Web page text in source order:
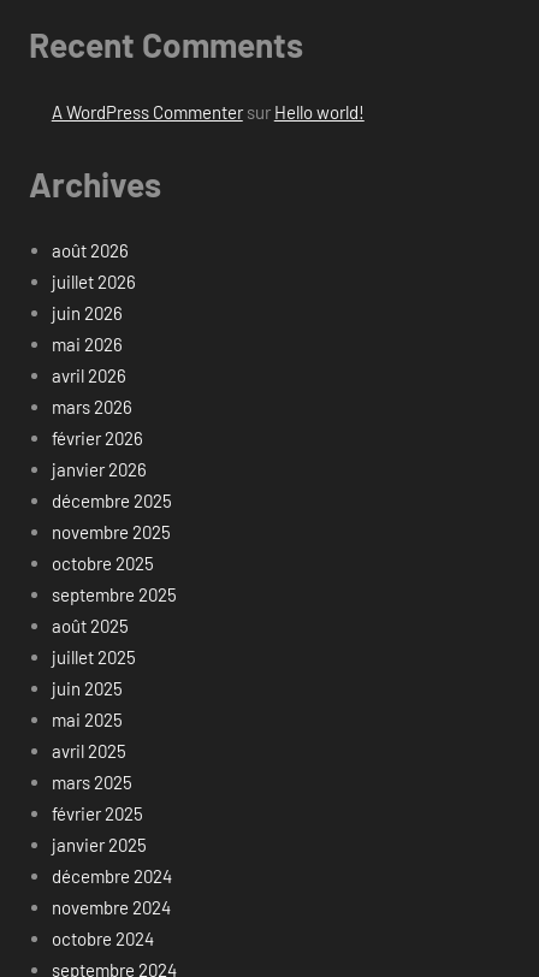
Recent Comments
A WordPress Commentersur Hello world!
Archives
août 2026
juillet 2026
juin 2026
mai 2026
avril 2026
mars 2026
février 2026
janvier 2026
décembre 2025
novembre 2025
octobre 2025
septembre 2025
août 2025
juillet 2025
juin 2025
mai 2025
avril 2025
mars 2025
février 2025
janvier 2025
décembre 2024
novembre 2024
octobre 2024
septembre 2024